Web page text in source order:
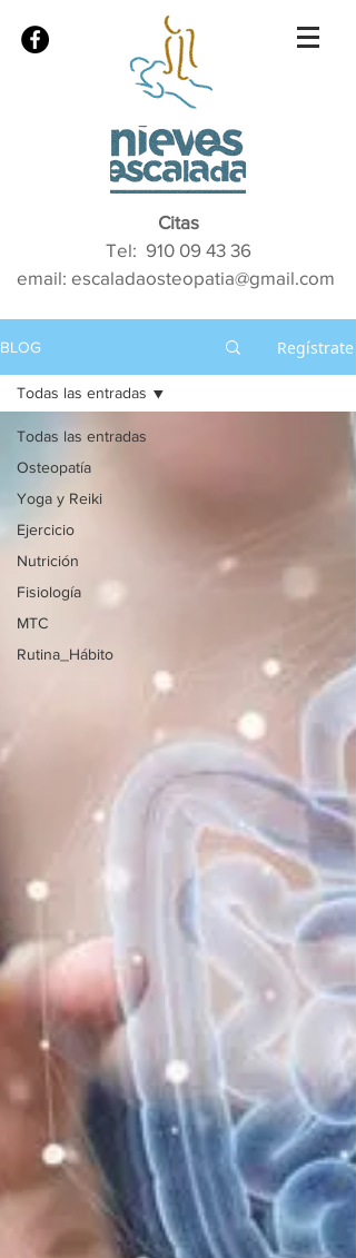
Citas
Tel: 910 09 43 36
email: escaladaosteopatia@gmail.com
BLOG Regístrate
Todas las entradas
Osteopatía
Yoga y Reiki
Ejercicio
Nutrición
Fisiología
MTC
Rutina_Hábito
Todas las entradas